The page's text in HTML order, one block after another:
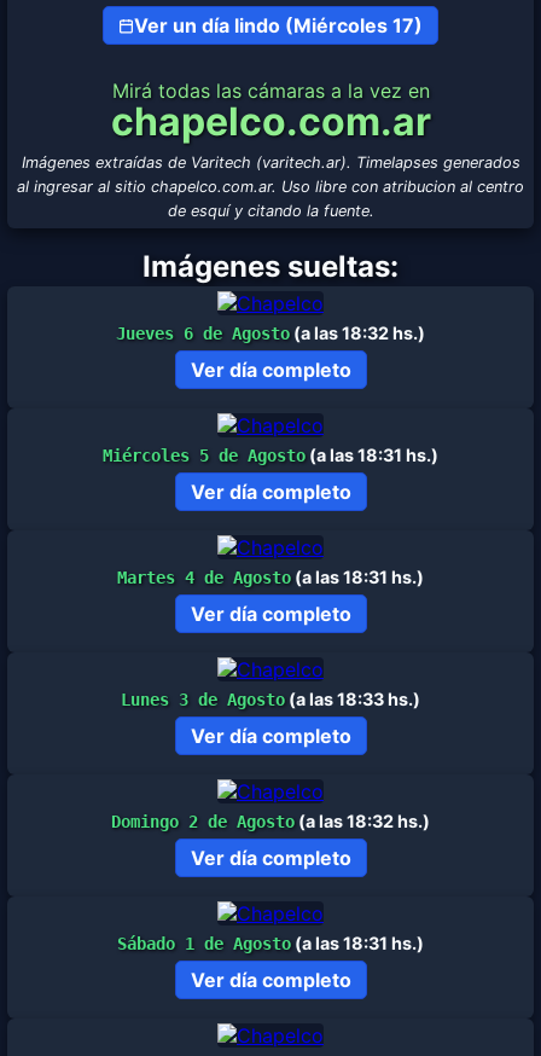
Ver un día lindo (Miércoles 17)
Mirá todas las cámaras a la vez en
chapelco.com.ar
Imágenes extraídas de Varitech (varitech.ar). Timelapses generados
al ingresar al sitio chapelco.com.ar. Uso libre con atribucion al centro
de esquí y citando la fuente.
Imágenes sueltas:
Jueves 6 de Agosto (a las 18:32 hs.)
Ver día completo
Miércoles 5 de Agosto (a las 18:31 hs.)
Ver día completo
Martes 4 de Agosto (a las 18:31 hs.)
Ver día completo
Lunes 3 de Agosto (a las 18:33 hs.)
Ver día completo
Domingo 2 de Agosto (a las 18:32 hs.)
Ver día completo
Sábado 1 de Agosto (a las 18:31 hs.)
Ver día completo